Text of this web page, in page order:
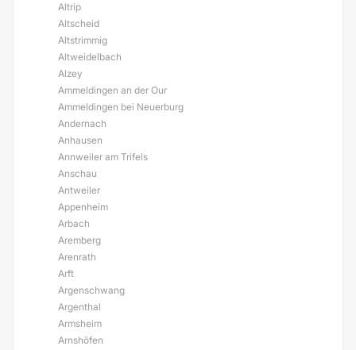
Altrip
Altscheid
Altstrimmig
Altweidelbach
Alzey
Ammeldingen an der Our
Ammeldingen bei Neuerburg
Andernach
Anhausen
Annweiler am Trifels
Anschau
Antweiler
Appenheim
Arbach
Aremberg
Arenrath
Arft
Argenschwang
Argenthal
Armsheim
Arnshöfen